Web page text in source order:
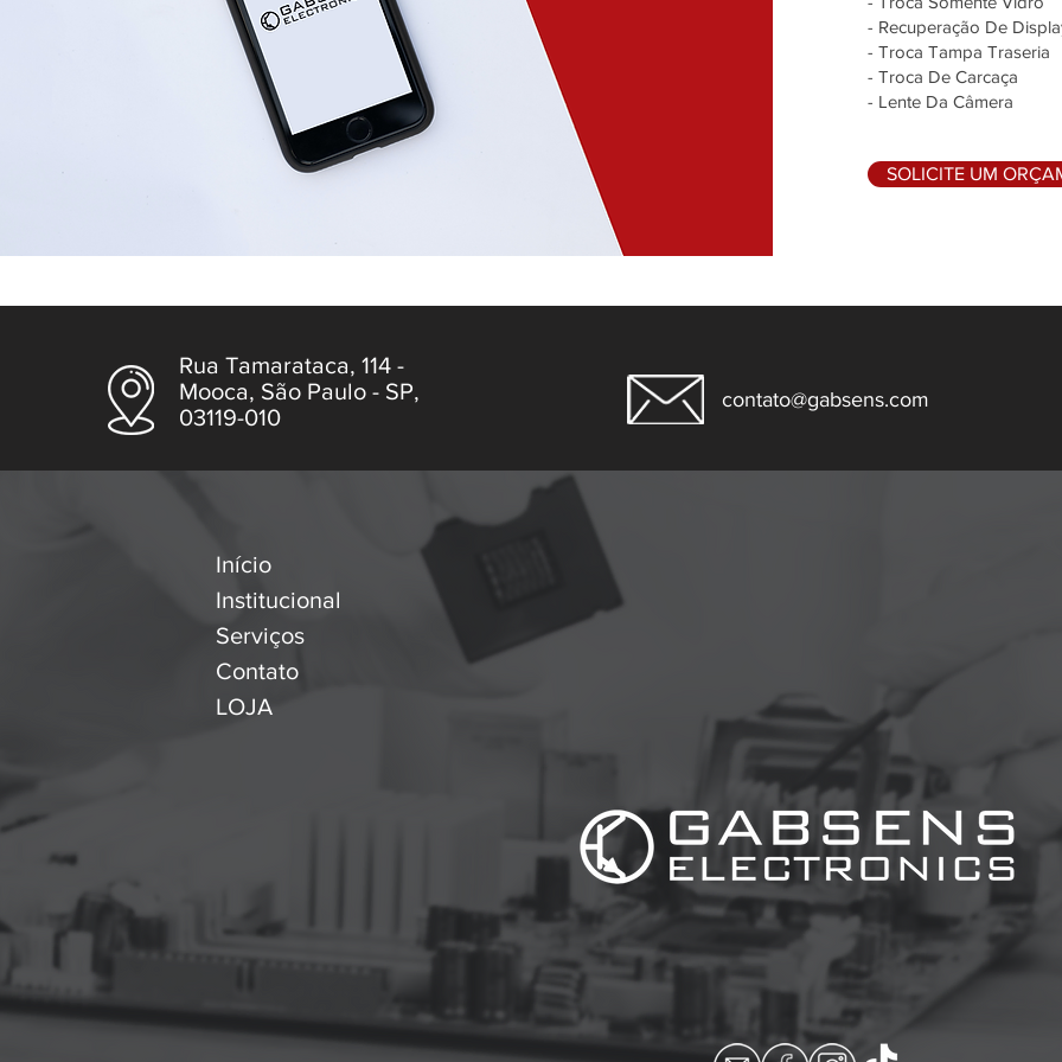
- Recuperação De
- Troca Tampa Traseria
- Troca De Carcaça
- Lente Da Câmera
SOLICITE UM
Rua Tamarataca, 114 -
Mooca, São Paulo - SP,
03119-010
contato@gabsens.com
Início
Institucional
Serviços
Contato
LOJA